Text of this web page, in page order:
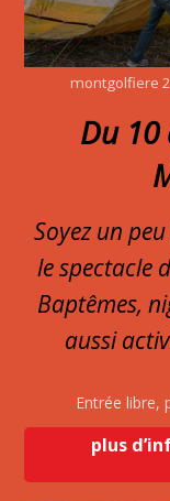
montgolfiere
Du 10
Soyez un
le spectacle
Baptêmes,
aussi
Entrée libre,
plus